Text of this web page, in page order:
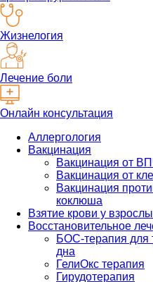
Жизнелогия
Лечение боли
Онлайн консультация
Аллергология
Вакцинация
Вакцинация от
Вакцинация от
Вакцинация
коклюша
Взятие крови у
Восстановительное
БОС-терапия для
дна
ГелиОкс терапия
Гирудотерапия